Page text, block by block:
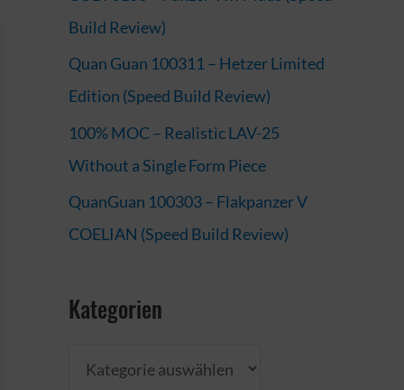
Build Review)
Quan Guan 100311 – Hetzer Limited
Edition (Speed Build Review)
100% MOC – Realistic LAV-25
Without a Single Form Piece
QuanGuan 100303 – Flakpanzer V
COELIAN (Speed Build Review)
Kategorien